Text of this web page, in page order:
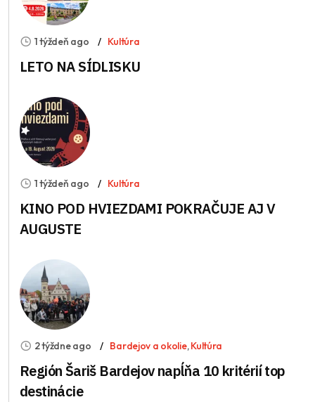
1 týždeň ago Kultúra
LETO NA SÍDLISKU
1 týždeň ago Kultúra
KINO POD HVIEZDAMI POKRAČUJE AJ V
AUGUSTE
2 týždne ago Bardejov a okolie,Kultúra
Región Šariš Bardejov napĺňa 10 kritérií top
destinácie